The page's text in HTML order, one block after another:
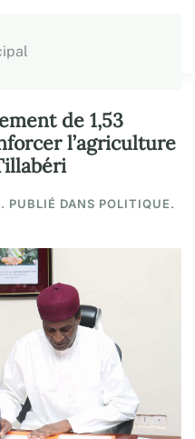
de 1,53
l’agriculture
. PUBLIÉ DANS POLITIQUE.